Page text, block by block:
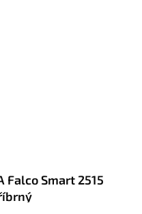
Falco Smart 2515